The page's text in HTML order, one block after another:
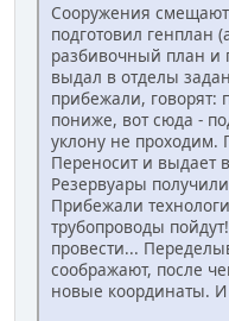
Сооружения
подготовил генплан
разбивочный план и
выдал в отделы
прибежали, говорят:
пониже, вот сюда -
уклону не проходим.
Переносит и выдает
Резервуары
Прибежали
трубопроводы
провести...
соображают, после
новые координаты. И